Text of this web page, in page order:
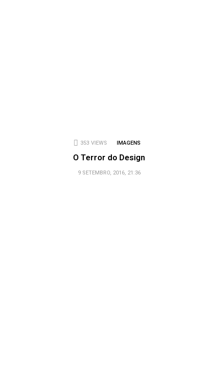
353 VIEWS IMAGENS
O Terror do Design
9 SETEMBRO, 2016, 21:36